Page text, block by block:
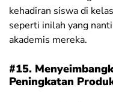
kehadiran siswa di
seperti inilah yang
akademis mereka.
#15.
Peningkatan